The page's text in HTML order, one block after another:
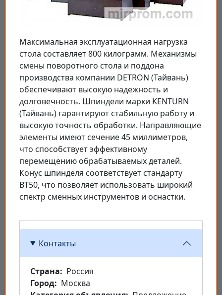
Максимальная эксплуатационная нагрузка
стола составляет 800 килограмм. Механизмы
смены поворотного стола и поддона
производства компании DETRON (Тайвань)
обеспечивают высокую надежность и
долговечность. Шпиндели марки KENTURN
(Тайвань) гарантируют стабильную работу и
высокую точность обработки. Направляющие
элементы имеют сечение 45 миллиметров,
что способствует эффективному
перемещению обрабатываемых деталей.
Конус шпинделя соответствует стандарту
BT50, что позволяет использовать широкий
спектр сменных инструментов и оснастки.
Контакты
Страна
Россия
Город
Москва